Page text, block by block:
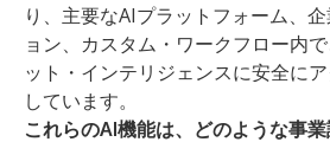
り、主要なAIプラットフォーム、
ョン、カスタム・ワークフロー内
ット・インテリジェンスに安全に
しています。
これらのAI機能は、どのような事